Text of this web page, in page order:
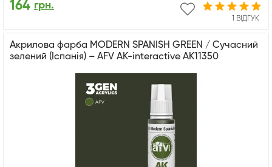
1 ВІДГУК
164 грн.
Акрилова фарба MODERN SPANISH GREEN / Сучасний
зелений (Іспанія) – AFV АК-interactive AK11350